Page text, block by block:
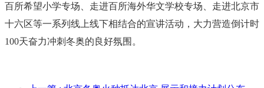
百所希望小学专场、走进百所海外华文学校专场、走进北京市
十六区等一系列线上线下相结合的宣讲活动，大力营造倒计时
100天奋力冲刺冬奥的良好氛围。